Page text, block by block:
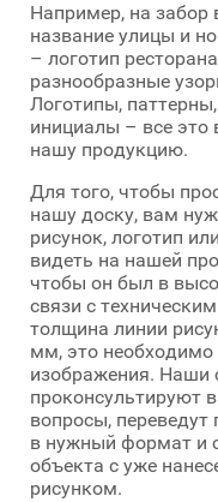
Например, на забор
название улицы и
– логотип
разнообразные
Логотипы,
инициалы – все
нашу продукцию.
Для того, чтобы
нашу доску, вам
рисунок, логотип
видеть на нашей
чтобы он был в
связи с
толщина линии
мм, это необходимо
изображения. Наши
проконсультируют
вопросы,
в нужный формат и
объекта с уже
рисунком.